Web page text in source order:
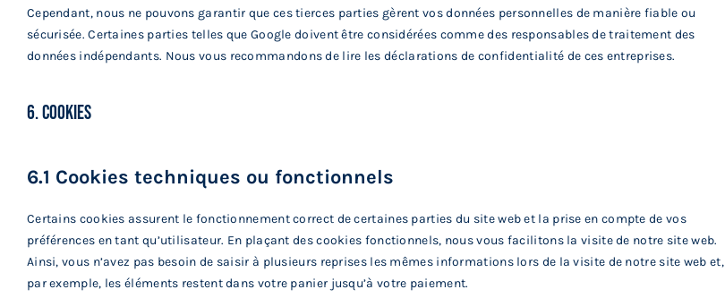
Cependant, nous ne pouvons garantir que ces tierces parties gèrent vos données personnelles de manière fiable ou
sécurisée. Certaines parties telles que Google doivent être considérées comme des responsables de traitement des
données indépendants. Nous vous recommandons de lire les déclarations de confidentialité de ces entreprises.
6. Cookies
6.1 Cookies techniques ou fonctionnels
Certains cookies assurent le fonctionnement correct de certaines parties du site web et la prise en compte de vos
préférences en tant qu’utilisateur. En plaçant des cookies fonctionnels, nous vous facilitons la visite de notre site web.
Ainsi, vous n’avez pas besoin de saisir à plusieurs reprises les mêmes informations lors de la visite de notre site web et,
par exemple, les éléments restent dans votre panier jusqu’à votre paiement.